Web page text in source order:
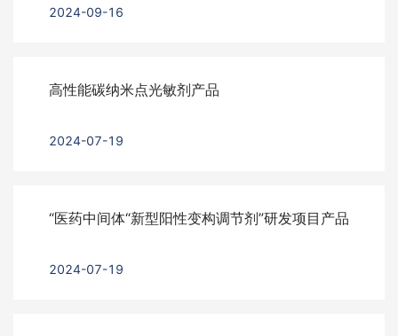
2024-09-16
高性能碳纳米点光敏剂产品
2024-07-19
“医药中间体“新型阳性变构调节剂”研发项目产品
2024-07-19